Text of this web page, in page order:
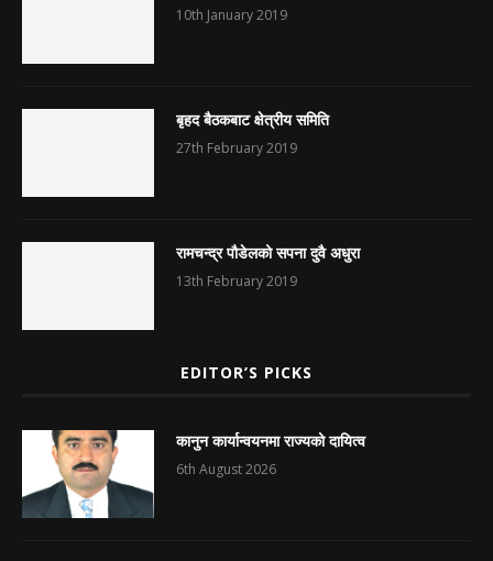
10th January 2019
बृहद बैठकबाट क्षेत्रीय समिति
27th February 2019
रामचन्द्र पौडेलको सपना दुवै अधुरा
13th February 2019
EDITOR’S PICKS
कानुन कार्यान्वयनमा राज्यको दायित्व
6th August 2026